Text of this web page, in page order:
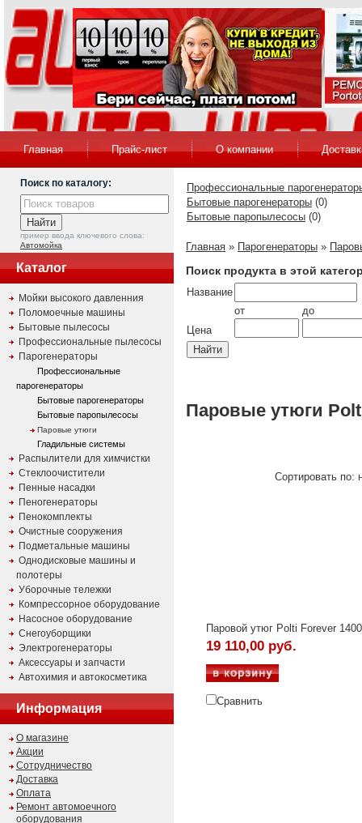
Главная Прайс-лист О компании
Поиск по каталогу:
пример ввода ключевого слова:
Автомойка
Каталог
Мойки высокого давленния
Поломоечные машины
Бытовые пылесосы
Профессиональные пылесосы
Парогенераторы
Профессиональные
парогенераторы
Бытовые парогенераторы
Бытовые паропылесосы
Паровые утюги
Гладильные системы
Распылители для химчистки
Стеклоочистители
Пенные насадки
Пеногенераторы
Пенокомплекты
Очистные сооружения
Подметальные машины
Однодисковые машины и
полотеры
Уборочные тележки
Компрессорное оборудование
Насосное оборудование
Снегоуборщики
Электрогенераторы
Аксессуары и запчасти
Автохимия и автокосметика
Информация
О магазине
Акции
Сотрудничество
Доставка
Оплата
Ремонт автомоечного
оборудования
Профессиональные
Бытовые парогенераторы (0)
Бытовые паропылесосы (0)
Главная » Парогенераторы »
Поиск продукта в этой
Название
Цена
от до
Паровые утюги
Сортировать по:
Паровой утюг Polti Forever 1400
19 110,00 руб.
Сравнить